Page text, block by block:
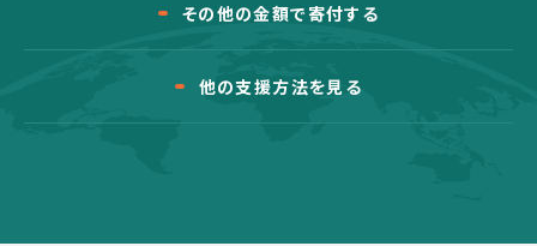
その他の金額で寄付する
他の支援方法を見る